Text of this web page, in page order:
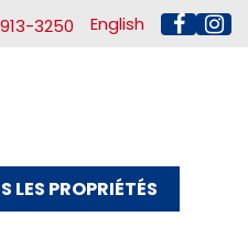
3250 English
LES PROPRIÉTÉS